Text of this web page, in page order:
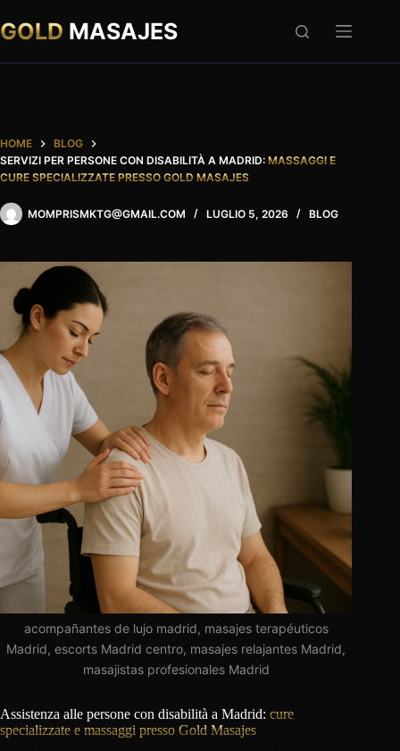
al
contenuto
GOLD MASAJES
HOME
BLOG
SERVIZI PER PERSONE CON DISABILITÀ A MADRID: MASSAGGI E
CURE SPECIALIZZATE PRESSO GOLD MASAJES
MOMPRISMKTG@GMAIL.COM LUGLIO 5, 2026 BLOG
acompañantes de lujo madrid, masajes terapéuticos
Madrid, escorts Madrid centro, masajes relajantes Madrid,
masajistas profesionales Madrid
Assistenza alle persone con disabilità a Madrid: cure
specializzate e massaggi presso Gold Masajes